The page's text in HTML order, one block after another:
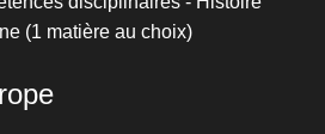
(1 matière au choix)